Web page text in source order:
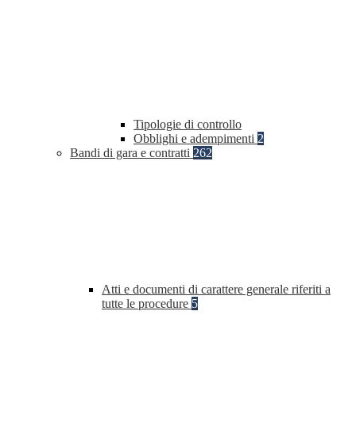
Tipologie di controllo
Obblighi e adempimenti 2
Bandi di gara e contratti 262
Atti e documenti di carattere generale riferiti a
tutte le procedure 5